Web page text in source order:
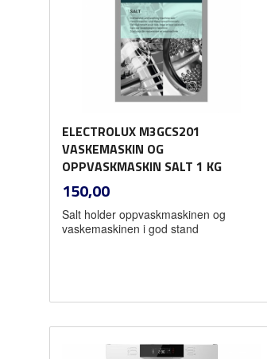
ELECTROLUX M3GCS201
VASKEMASKIN OG
OPPVASKMASKIN SALT 1 KG
Pris
150,00mva.
Kjøp
Salt holder oppvaskmaskinen og
vaskemaskinen i god stand